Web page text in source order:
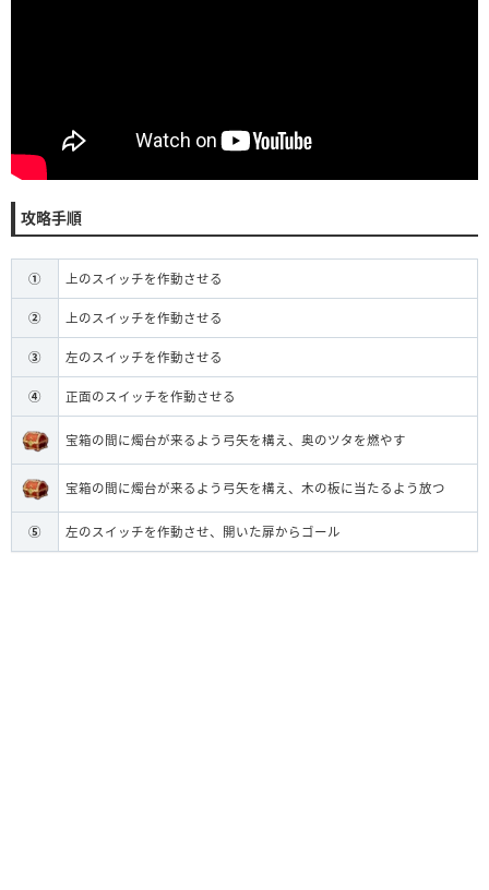
攻略手順
① 上のスイッチを作動させる
② 上のスイッチを作動させる
③ 左のスイッチを作動させる
④ 正面のスイッチを作動させる
宝箱の間に燭台が来るよう弓矢を構え、奥のツタを燃やす
宝箱の間に燭台が来るよう弓矢を構え、木の板に当たるよう放つ
⑤ 左のスイッチを作動させ、開いた扉からゴール